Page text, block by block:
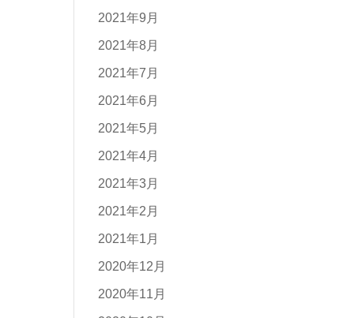
2021年9月
2021年8月
2021年7月
2021年6月
2021年5月
2021年4月
2021年3月
2021年2月
2021年1月
2020年12月
2020年11月